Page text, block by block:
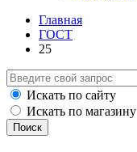
Главная
ГОСТ
25
Искать по сайту
Искать по магазину
Поиск